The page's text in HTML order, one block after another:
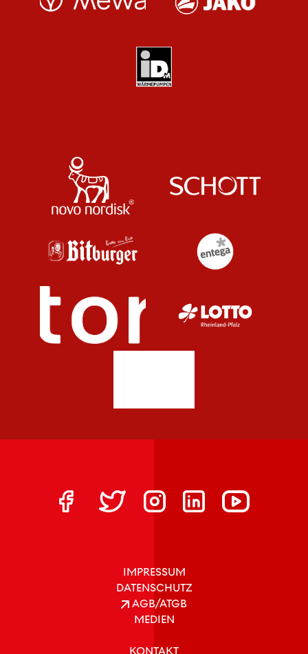
IMPRESSUM
DATENSCHUTZ
AGB/ATGB
MEDIEN
KONTAKT